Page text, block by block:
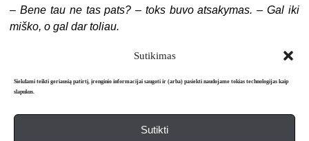
Sutikimas
Siekdami teikti geriausią patirtį, įrenginio informacijai saugoti ir (arba) pasiekti naudojame tokias technologijas kaip
slapukus.
Sutikti
–Bene tau ne tas pats? – toks buvo atsakymas. – Gal iki
miško, o gal dar toliau.
Jakivas pasakė, kad neleis, kad jiedu čia, vienkiemyje,
Toliau arba į lenkų Baltarusiją, arba į pačią Lenkiją ar
ten, kažkur prie Korco, gyvena tolimas jų giminaitis,
kadaise nuėjęs užkuriom. Jis padės jiedviem per sieną,